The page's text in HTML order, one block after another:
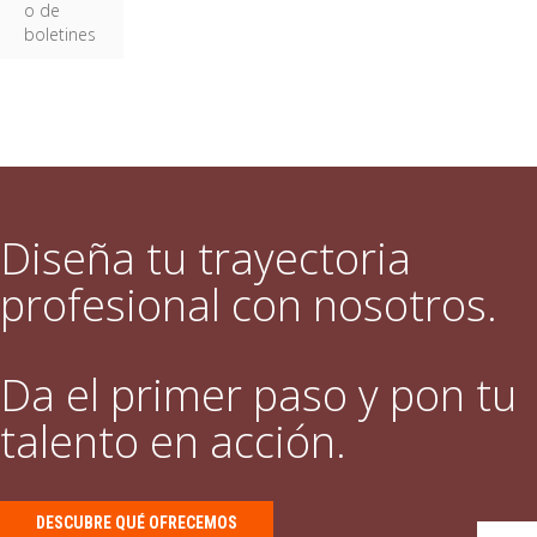
o de
boletines
Diseña tu trayectoria
profesional con nosotros.
Da el primer paso y pon tu
talento en acción.
DESCUBRE QUÉ OFRECEMOS